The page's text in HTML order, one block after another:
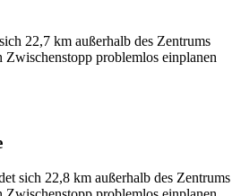
22,7 km außerhalb des Zentrums
Zwischenstopp problemlos einplanen
sich 22,8 km außerhalb des Zentrums